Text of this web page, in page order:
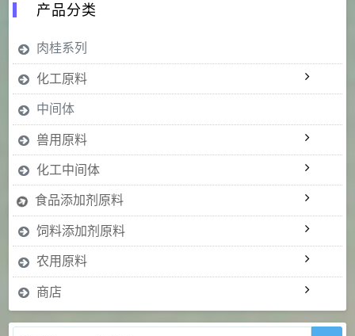
产品分类
肉桂系列
化工原料
中间体
兽用原料
化工中间体
食品添加剂原料
饲料添加剂原料
农用原料
商店